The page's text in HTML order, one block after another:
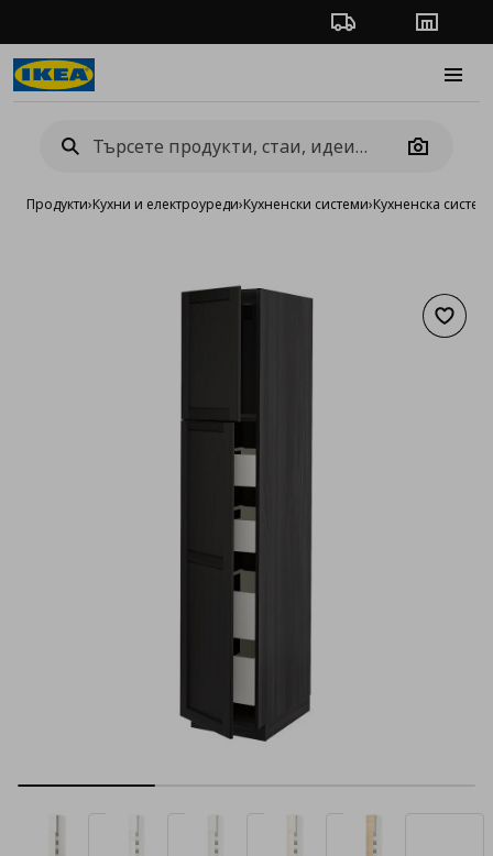
Проследяване на
Camera
Продукти›Кухни и електроуреди›Кухненски системи›Кухненска